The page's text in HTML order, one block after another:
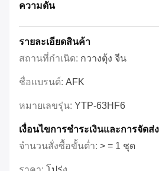
ความดัน
รายละเอียดสินค้า
สถานที่กำเนิด: กวางตุ้ง จีน
ชื่อแบรนด์: AFK
หมายเลขรุ่น: YTP-63HF6
เงื่อนไขการชําระเงินและการจัดส่ง
จำนวนสั่งซื้อขั้นต่ำ: > = 1 ชุด